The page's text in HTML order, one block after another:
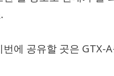
에 공유할 곳은 GTX-